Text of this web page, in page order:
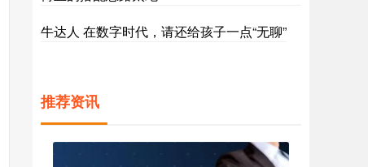
牛达人 在数字时代，请还给孩子一点“无聊”
推荐资讯